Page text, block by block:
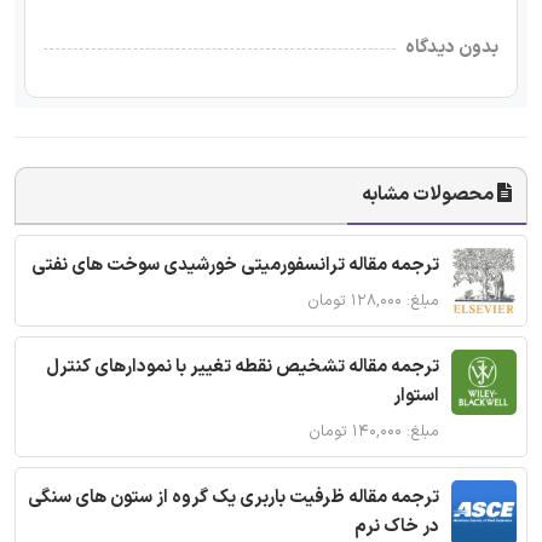
بدون دیدگاه
محصولات مشابه
ترجمه مقاله ترانسفورمیتی خورشیدی سوخت های نفتی
مبلغ: ۱۲۸,۰۰۰ تومان
ترجمه مقاله تشخیص نقطه تغییر با نمودارهای کنترل
استوار
مبلغ: ۱۴۰,۰۰۰ تومان
ترجمه مقاله ظرفیت باربری یک گروه از ستون های سنگی
در خاک نرم